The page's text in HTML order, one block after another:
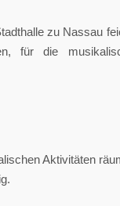
zu Nassau
für die
Aktivitäten